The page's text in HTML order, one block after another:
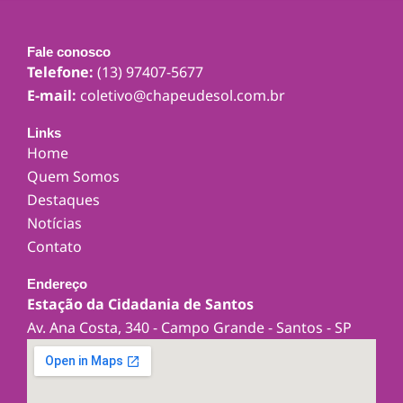
Fale conosco
Telefone: (13) 97407-5677
E-mail: coletivo@chapeudesol.com.br
Links
Home
Quem Somos
Destaques
Notícias
Contato
Endereço
Estação da Cidadania de Santos
Av. Ana Costa, 340 - Campo Grande - Santos - SP